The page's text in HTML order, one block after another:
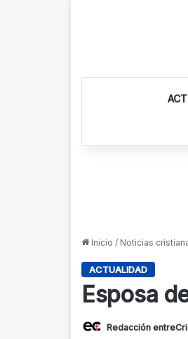
Inicio / Noticias
ACTUALIDAD
Esposa
Redacción